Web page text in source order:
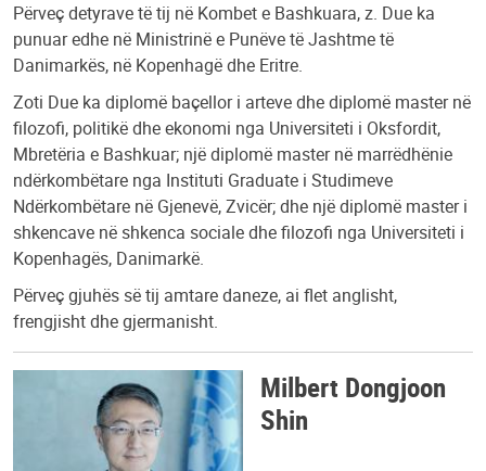
Përveç detyrave të tij në Kombet e Bashkuara, z. Due ka
punuar edhe në Ministrinë e Punëve të Jashtme të
Danimarkës, në Kopenhagë dhe Eritre.
Zoti Due ka diplomë baçellor i arteve dhe diplomë master në
filozofi, politikë dhe ekonomi nga Universiteti i Oksfordit,
Mbretëria e Bashkuar; një diplomë master në marrëdhënie
ndërkombëtare nga Instituti Graduate i Studimeve
Ndërkombëtare në Gjenevë, Zvicër; dhe një diplomë master i
shkencave në shkenca sociale dhe filozofi nga Universiteti i
Kopenhagës, Danimarkë.
Përveç gjuhës së tij amtare daneze, ai flet anglisht,
frengjisht dhe gjermanisht.
Milbert Dongjoon
Shin